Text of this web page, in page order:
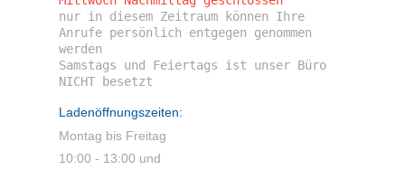
nur in diesem Zeitraum können Ihre
Anrufe persönlich entgegen genommen
werden
Samstags und Feiertags ist unser Büro
Ladenöffnungszeiten:
Montag bis Freitag
10:00 - 13:00 und